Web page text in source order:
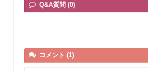
Q&A質問 (0)
コメント (1)